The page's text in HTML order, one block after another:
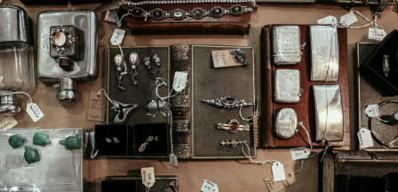
Teoria biżuterii w dekoracji — jak budować osobisty styl wnętrza